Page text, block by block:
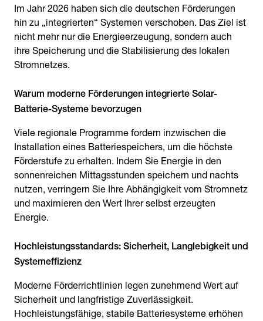
Im Jahr 2026 haben sich die deutschen Förderungen
hin zu „integrierten“ Systemen verschoben. Das Ziel ist
nicht mehr nur die Energieerzeugung, sondern auch
ihre Speicherung und die Stabilisierung des lokalen
Stromnetzes.
Warum moderne Förderungen integrierte Solar-
Batterie-Systeme bevorzugen
Viele regionale Programme fordern inzwischen die
Installation eines Batteriespeichers, um die höchste
Förderstufe zu erhalten. Indem Sie Energie in den
sonnenreichen Mittagsstunden speichern und nachts
nutzen, verringern Sie Ihre Abhängigkeit vom Stromnetz
und maximieren den Wert Ihrer selbst erzeugten
Energie.
Hochleistungsstandards: Sicherheit, Langlebigkeit und
Systemeffizienz
Moderne Förderrichtlinien legen zunehmend Wert auf
Sicherheit und langfristige Zuverlässigkeit.
Hochleistungsfähige, stabile Batteriesysteme erhöhen